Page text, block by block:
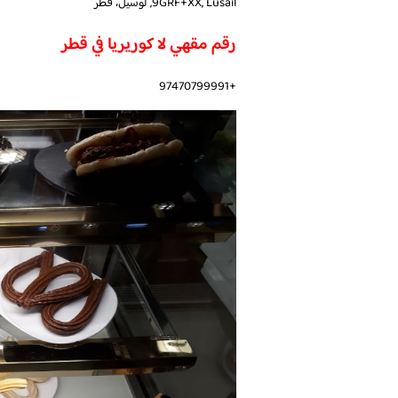
رقم مقهي لا كوريريا في قطر
+97470799991